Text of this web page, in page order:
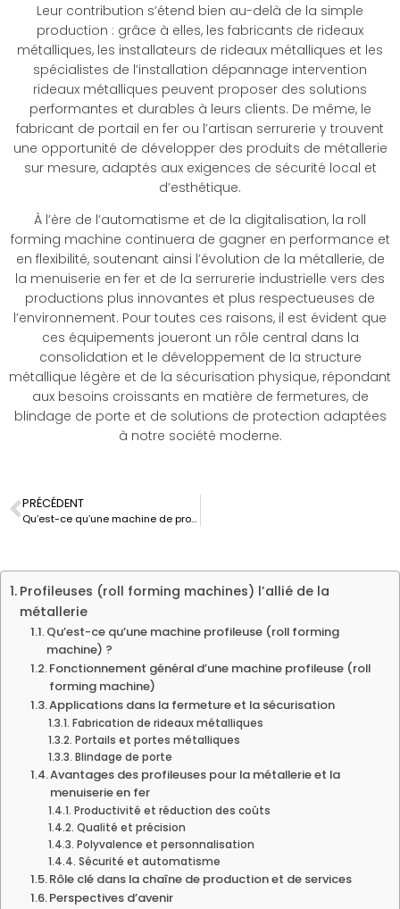
Leur contribution s’étend bien au-delà de la simple
production : grâce à elles, les fabricants de rideaux
métalliques, les installateurs de rideaux métalliques et les
spécialistes de l’installation dépannage intervention
rideaux métalliques peuvent proposer des solutions
performantes et durables à leurs clients. De même, le
fabricant de portail en fer ou l’artisan serrurerie y trouvent
une opportunité de développer des produits de métallerie
sur mesure, adaptés aux exigences de sécurité local et
d’esthétique.
À l’ère de l’automatisme et de la digitalisation, la roll
forming machine continuera de gagner en performance et
en flexibilité, soutenant ainsi l’évolution de la métallerie, de
la menuiserie en fer et de la serrurerie industrielle vers des
productions plus innovantes et plus respectueuses de
l’environnement. Pour toutes ces raisons, il est évident que
ces équipements joueront un rôle central dans la
consolidation et le développement de la structure
métallique légère et de la sécurisation physique, répondant
aux besoins croissants en matière de fermetures, de
blindage de porte et de solutions de protection adaptées
à notre société moderne.
PRÉCÉDENT
Qu’est-ce qu’une machine de profilage ?
Profileuses (roll forming machines) l’allié de la
métallerie
Qu’est-ce qu’une machine profileuse (roll forming
machine) ?
Fonctionnement général d’une machine profileuse (roll
forming machine)
Applications dans la fermeture et la sécurisation
Fabrication de rideaux métalliques
Portails et portes métalliques
Blindage de porte
Avantages des profileuses pour la métallerie et la
menuiserie en fer
Productivité et réduction des coûts
Qualité et précision
Polyvalence et personnalisation
Sécurité et automatisme
Rôle clé dans la chaîne de production et de services
Perspectives d’avenir